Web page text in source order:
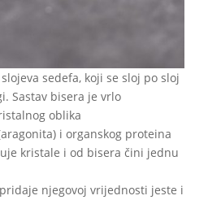
sedefa, koji se sloj po sloj
Sastav bisera je vrlo
oblika
i organskog proteina
kristale i od bisera čini jednu
njegovoj vrijednosti jeste i